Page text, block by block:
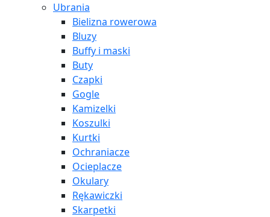
Ubrania
Bielizna rowerowa
Bluzy
Buffy i maski
Buty
Czapki
Gogle
Kamizelki
Koszulki
Kurtki
Ochraniacze
Ocieplacze
Okulary
Rękawiczki
Skarpetki